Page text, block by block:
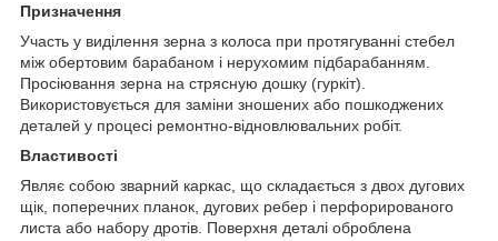
Призначення
Участь у виділення зерна з колоса при протягуванні стебел
між обертовим барабаном і нерухомим підбарабанням.
Просіювання зерна на стрясную дошку (гуркіт).
Використовується для заміни зношених або пошкоджених
деталей у процесі ремонтно-відновлювальних робіт.
Властивості
Являє собою зварний каркас, що складається з двох дугових
щік, поперечних планок, дугових ребер і перфорированого
листа або набору дротів. Поверхня деталі оброблена